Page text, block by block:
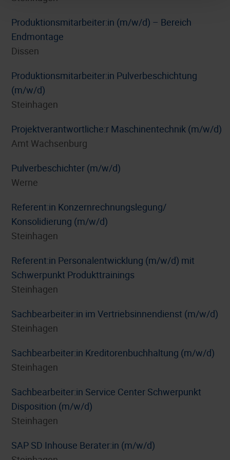
Produktionsmitarbeiter:in (m/w/d) – Bereich
Endmontage
Dissen
Produktionsmitarbeiter:in Pulverbeschichtung
(m/w/d)
Steinhagen
Projektverantwortliche:r Maschinentechnik (m/w/d)
Amt Wachsenburg
Pulverbeschichter (m/w/d)
Werne
Referent:in Konzernrechnungslegung/
Konsolidierung (m/w/d)
Steinhagen
Referent:in Personalentwicklung (m/w/d) mit
Schwerpunkt Produkttrainings
Steinhagen
Sachbearbeiter:in im Vertriebsinnendienst (m/w/d)
Steinhagen
Sachbearbeiter:in Kreditorenbuchhaltung (m/w/d)
Steinhagen
Sachbearbeiter:in Service Center Schwerpunkt
Disposition (m/w/d)
Steinhagen
SAP SD Inhouse Berater:in (m/w/d)